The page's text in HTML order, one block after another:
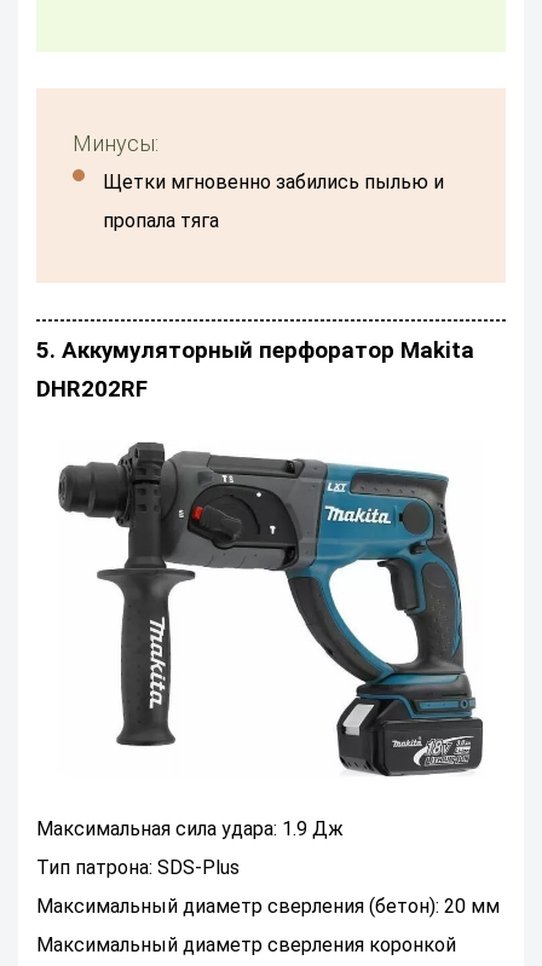
Минусы:
щетки мгновенно забились пылью и
пропала тяга
5. Аккумуляторный перфоратор Makita
DHR202RF
Максимальная сила удара: 1.9 Дж
Тип патрона: SDS-Plus
Максимальный диаметр сверления (бетон): 20 мм
Максимальный диаметр сверления коронкой